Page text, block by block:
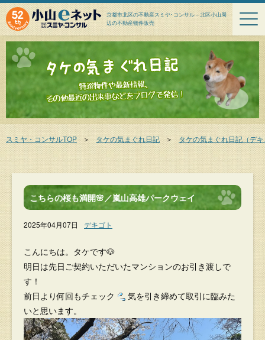
京都市北区の不動産スミヤ･コンサル－北区小山周
辺の不動産物件販売
スミヤ・コンサルTOP ＞ タケの気まぐれ日記 ＞ タケの気まぐれ日記（デ
こちらの桜も満開🌸／嵐山高雄パークウェイ
2025年04月07日 デキゴト
こんにちは。タケです🐶
明日は先日ご契約いただいたマンションのお引き渡しで
す！
前日より何回もチェック
気を引き締めて取引に臨みた
いと思います。